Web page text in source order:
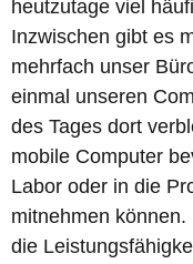
heutzutage viel
Inzwischen gibt es
mehrfach unser
einmal unseren
des Tages dort
mobile Computer
Labor oder in die
mitnehmen
die